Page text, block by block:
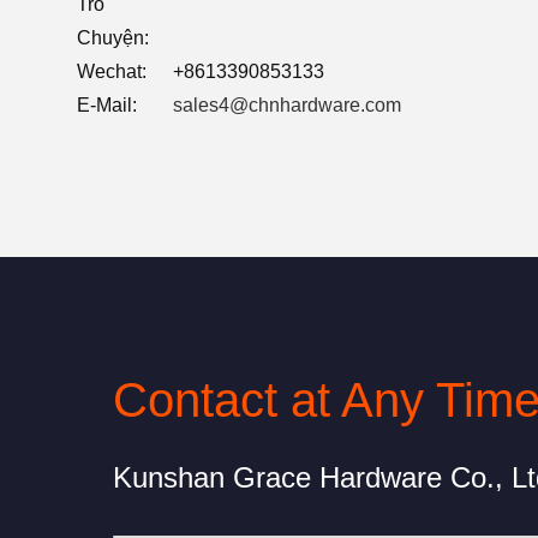
Trò
Chuyện:
Wechat:
+8613390853133
E-Mail:
sales4@chnhardware.com
Contact at Any
Kunshan Grace Hardware Co.,